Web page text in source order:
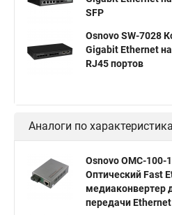
SFP
Osnovo SW-7028
Gigabit Ethernet на
RJ45 портов
Аналоги по
Osnovo OMC-100-
Оптический Fast
медиаконвертер
передачи Ethernet